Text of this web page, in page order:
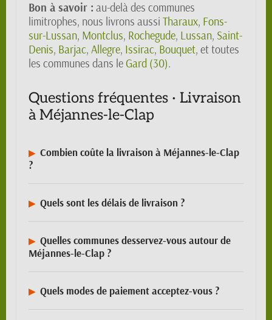
Bon à savoir : au-delà des communes
limitrophes, nous livrons aussi Tharaux, Fons-
sur-Lussan, Montclus, Rochegude, Lussan, Saint-
Denis, Barjac, Allegre, Issirac, Bouquet, et toutes
les communes dans leGard (30).
Questions fréquentes · Livraison
à Méjannes-le-Clap
Combien coûte la livraison à Méjannes-le-Clap
?
Quels sont les délais de livraison ?
Quelles communes desservez-vous autour de
Méjannes-le-Clap ?
Quels modes de paiement acceptez-vous ?